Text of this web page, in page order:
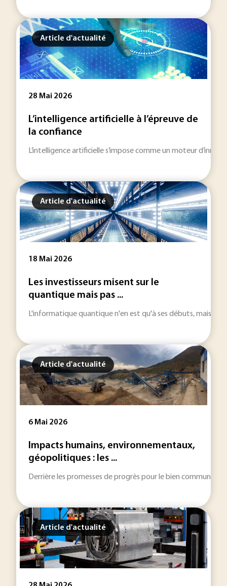
Article d'actualité
28 Mai 2026
L’intelligence artificielle à l’épreuve de
la confiance
L’intelligence artificielle s’impose comme un moteur
Article d'actualité
18 Mai 2026
Les investisseurs misent sur le
quantique mais pas ...
L'informatique quantique n'en est qu'à ses débuts, mais
Article d'actualité
6 Mai 2026
Impacts humains, environnementaux,
géopolitiques : les ...
Derrière les promesses de progrès pour le bien commun,
Article d'actualité